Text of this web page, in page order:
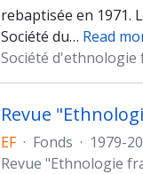
rebaptisée en 1971.
Société du… Read
Société d'ethnologie
Revue
EF · Fonds · 1979-
Revue "Ethnologie